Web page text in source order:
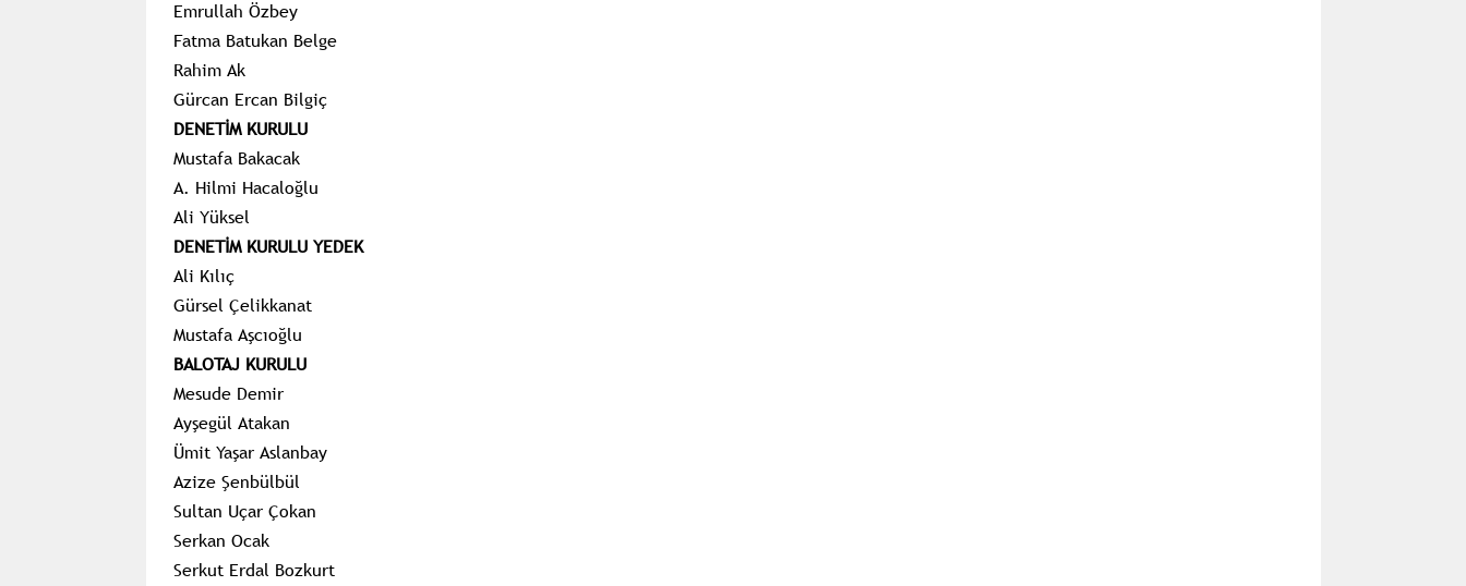
Emrullah Özbey
Fatma Batukan Belge
Rahim Ak
Gürcan Ercan Bilgiç
DENETİM KURULU
Mustafa Bakacak
A. Hilmi Hacaloğlu
Ali Yüksel
DENETİM KURULU YEDEK
Ali Kılıç
Gürsel Çelikkanat
Mustafa Aşcıoğlu
BALOTAJ KURULU
Mesude Demir
Ayşegül Atakan
Ümit Yaşar Aslanbay
Azize Şenbülbül
Sultan Uçar Çokan
Serkan Ocak
SerkutErdal Bozkurt